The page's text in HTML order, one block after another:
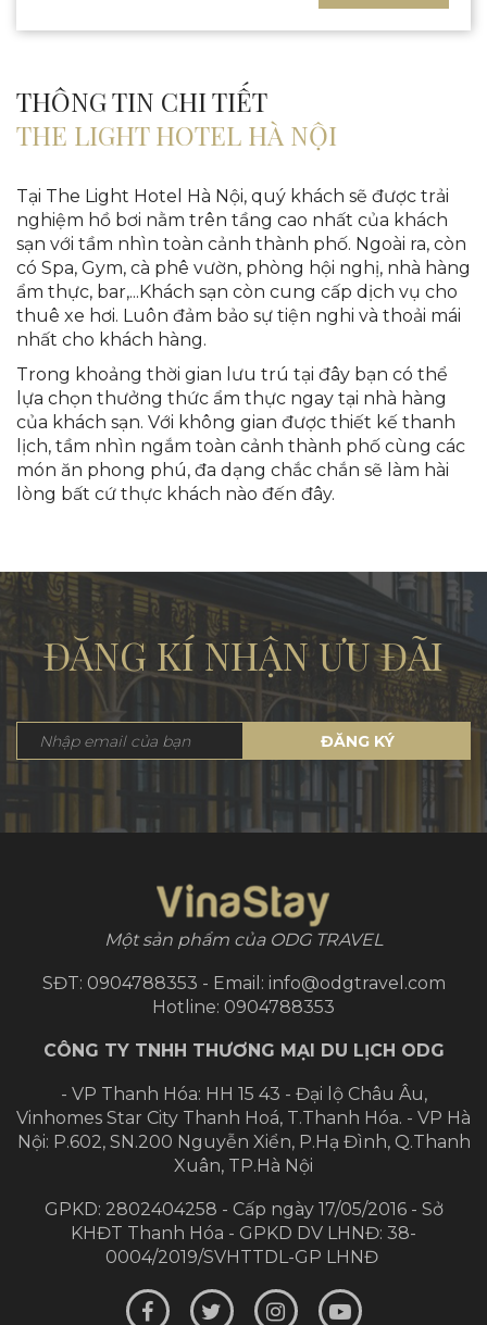
THÔNG TIN CHI TIẾT
THE LIGHT HOTEL HÀ NỘI
Tại The Light Hotel Hà Nội, quý khách sẽ được trải
nghiệm hồ bơi nằm trên tầng cao nhất của khách
sạn với tầm nhìn toàn cảnh thành phố. Ngoài ra, còn
có Spa, Gym, cà phê vườn, phòng hội nghị, nhà hàng
ẩm thực, bar,...Khách sạn còn cung cấp dịch vụ cho
thuê xe hơi. Luôn đảm bảo sự tiện nghi và thoải mái
nhất cho khách hàng.
Trong khoảng thời gian lưu trú tại đây bạn có thể
lựa chọn thưởng thức ẩm thực ngay tại nhà hàng
của khách sạn. Với không gian được thiết kế thanh
lịch, tầm nhìn ngắm toàn cảnh thành phố cùng các
món ăn phong phú, đa dạng chắc chắn sẽ làm hài
lòng bất cứ thực khách nào đến đây.
ĐĂNG KÍ NHẬN ƯU ĐÃI
ĐĂNG KÝ
Một sản phẩm của ODG TRAVEL
SĐT: 0904788353 - Email: info@odgtravel.com
Hotline: 0904788353
CÔNG TY TNHH THƯƠNG MẠI DU LỊCH ODG
- VP Thanh Hóa: HH 15 43 - Đại lộ Châu Âu,
Vinhomes Star City Thanh Hoá, T.Thanh Hóa. - VP Hà
Nội: P.602, SN.200 Nguyễn Xiển, P.Hạ Đình, Q.Thanh
Xuân, TP.Hà Nội
GPKD: 2802404258 - Cấp ngày 17/05/2016 - Sở
KHĐT Thanh Hóa - GPKD DV LHNĐ: 38-
0004/2019/SVHTTDL-GP LHNĐ